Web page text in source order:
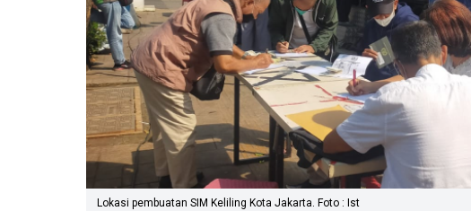
Lokasi pembuatan SIM Keliling Kota Jakarta. Foto : Ist